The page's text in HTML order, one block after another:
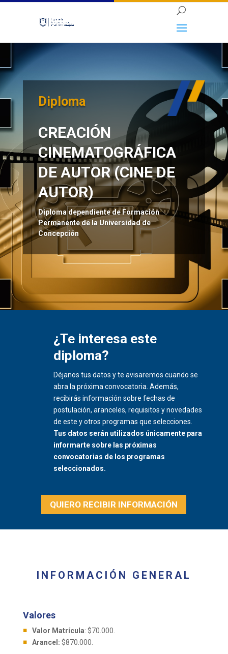
Diploma
CREACIÓN
CINEMATOGRÁFICA
DE AUTOR (CINE DE
AUTOR)
Diploma dependiente de Formación
Permanente de la Universidad de
Concepción
¿Te interesa este
diploma?
Déjanos tus datos y te avisaremos cuando se
abra la próxima convocatoria. Además,
recibirás información sobre fechas de
postulación, aranceles, requisitos y novedades
de este y otros programas que selecciones.
Tus datos serán utilizados únicamente para
informarte sobre las próximas
convocatorias de los programas
seleccionados.
QUIERO RECIBIR INFORMACIÓN
INFORMACIÓN GENERAL
Valores
Valor Matrícula: $70.000.
Arancel: $870.000.